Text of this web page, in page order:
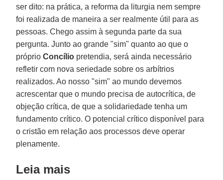
ser dito: na prática, a reforma da liturgia nem sempre
foi realizada de maneira a ser realmente útil para as
pessoas. Chego assim à segunda parte da sua
pergunta. Junto ao grande "sim" quanto ao que o
próprioConcílio pretendia, será ainda necessário
refletir com nova seriedade sobre os arbítrios
realizados. Ao nosso "sim" ao mundo devemos
acrescentar que o mundo precisa de autocrítica, de
objeção crítica, de que a solidariedade tenha um
fundamento crítico. O potencial crítico disponível para
o cristão em relação aos processos deve operar
plenamente.
Leia mais